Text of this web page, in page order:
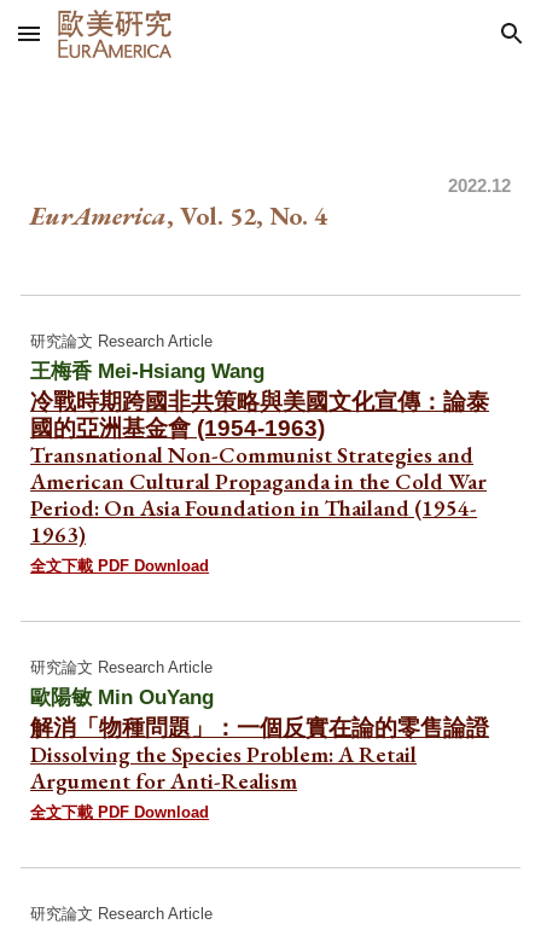
Skip to main content Skip to navigation
2022.12
EurAmerica, Vol. 52, No. 4
研究論文 Research Article
王梅香Mei-Hsiang Wang
冷戰時期跨國非共策略與美國文化宣傳：論泰
國的亞洲基金會 (1954-1963)
Transnational Non-Communist Strategies and
American Cultural Propaganda in the Cold War
Period: On Asia Foundation in Thailand (1954-
1963)
全文下載 PDF Download
研究論文 Research Article
歐陽敏 Min OuYang
解消「物種問題」：一個反實在論的零售論證
Dissolving the Species Problem: A Retail
Argument for Anti-Realism
全文下載 PDF Download
研究論文 Research Article